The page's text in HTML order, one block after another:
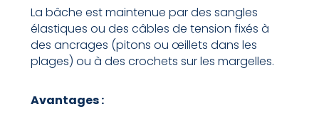
La bâche est maintenue par des sangles
élastiques ou des câbles de tension fixés à
des ancrages (pitons ou œillets dans les
plages) ou à des crochets sur les margelles.
Avantages :